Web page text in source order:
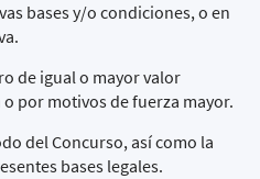
bases y/o condiciones, o en
de igual o mayor valor
por motivos de fuerza mayor.
del Concurso, así como la
bases legales.